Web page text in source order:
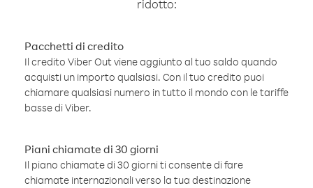
ridotto:
Pacchetti di credito
Il credito Viber Out viene aggiunto al tuo saldo quando
acquisti un importo qualsiasi. Con il tuo credito puoi
chiamare qualsiasi numero in tutto il mondo con le tariffe
basse di Viber.
Piani chiamate di 30 giorni
Il piano chiamate di 30 giorni ti consente di fare
chiamate internazionali verso la tua destinazione